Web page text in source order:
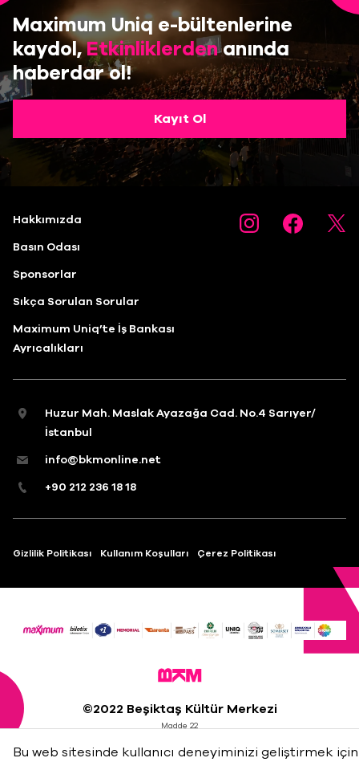
Maximum Uniq e-bültenlerine
kaydol,Etkinliklerdenanında
haberdar ol!
Kayıt Ol
Hakkımızda
Basın Odası
Sponsorlar
Sıkça Sorulan Sorular
Maximum Uniq’te İş Bankası
Ayrıcalıkları
Huzur Mah. Maslak Ayazağa Cad. No.4 Sarıyer/
İstanbul
info@bkmonline.net
+90 212 236 18 18
Gizlilik Politikası Kullanım Koşulları Çerez Politikası
©2022 Beşiktaş Kültür Merkezi
Madde 22
Bu web sitesinde kullanıcı deneyiminizi geliştirmek